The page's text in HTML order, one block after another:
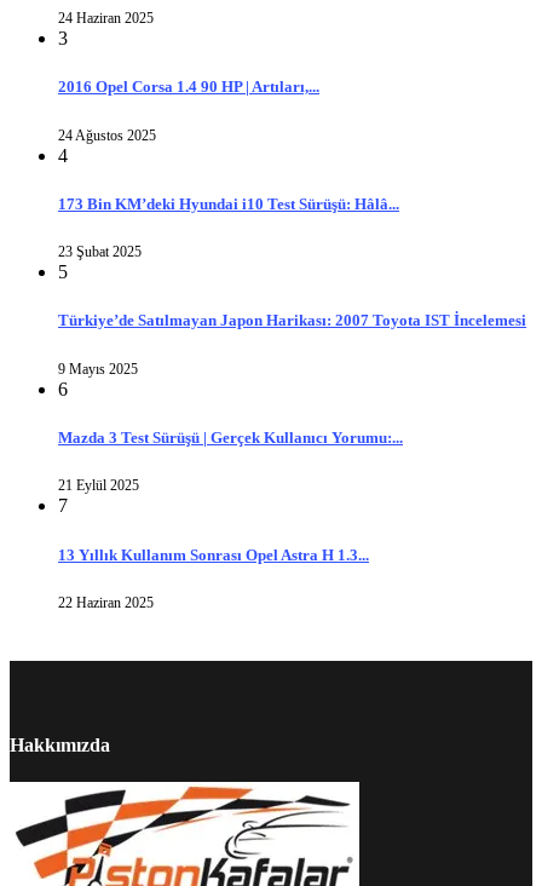
24 Haziran 2025
3
2016 Opel Corsa 1.4 90 HP | Artıları,...
24 Ağustos 2025
4
173 Bin KM’deki Hyundai i10 Test Sürüşü: Hâlâ...
23 Şubat 2025
5
Türkiye’de Satılmayan Japon Harikası: 2007 Toyota IST İncelemesi
9 Mayıs 2025
6
Mazda 3 Test Sürüşü | Gerçek Kullanıcı Yorumu:...
21 Eylül 2025
7
13 Yıllık Kullanım Sonrası Opel Astra H 1.3...
22 Haziran 2025
Hakkımızda